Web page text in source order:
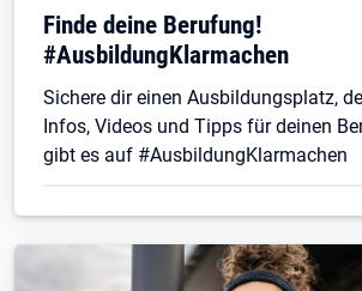
Finde deine Berufung!
#AusbildungKlarmachen
Sichere dir einen Ausbildungsplatz,
Infos, Videos und Tipps für deinen
gibt es auf #AusbildungKlarmachen